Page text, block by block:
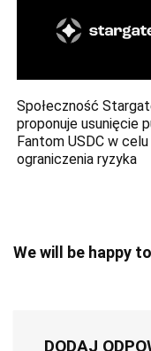
Społeczność
proponuje usunięcie
Fantom USDC w celu
ograniczenia ryzyka
We will be happy
DODAJ